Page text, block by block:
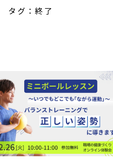
タグ：終了